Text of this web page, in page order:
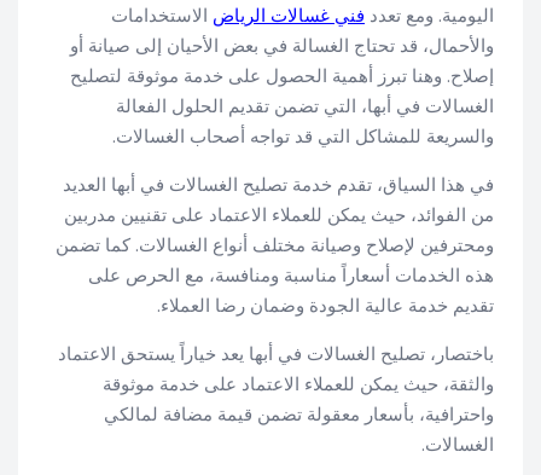
اليومية. ومع تعدد فني غسالات الرياض الاستخدامات
والأحمال، قد تحتاج الغسالة في بعض الأحيان إلى صيانة أو
إصلاح. وهنا تبرز أهمية الحصول على خدمة موثوقة لتصليح
الغسالات في أبها، التي تضمن تقديم الحلول الفعالة
والسريعة للمشاكل التي قد تواجه أصحاب الغسالات.
في هذا السياق، تقدم خدمة تصليح الغسالات في أبها العديد
من الفوائد، حيث يمكن للعملاء الاعتماد على تقنيين مدربين
ومحترفين لإصلاح وصيانة مختلف أنواع الغسالات. كما تضمن
هذه الخدمات أسعاراً مناسبة ومنافسة، مع الحرص على
تقديم خدمة عالية الجودة وضمان رضا العملاء.
باختصار، تصليح الغسالات في أبها يعد خياراً يستحق الاعتماد
والثقة، حيث يمكن للعملاء الاعتماد على خدمة موثوقة
واحترافية، بأسعار معقولة تضمن قيمة مضافة لمالكي
الغسالات.